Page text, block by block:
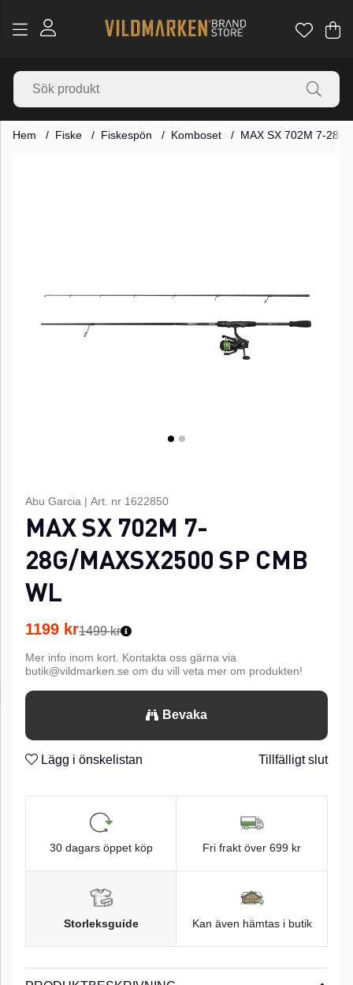
.
Hem Fiske Fiskespön Komboset MAX SX 702M 7-
Abu Garcia | Art. nr 1622850
MAX SX 702M 7-
28G/MAXSX2500 SP CMB
WL
1199 kr1499 kr
Mer info inom kort. Kontakta oss gärna via
butik@vildmarken.se om du vill veta mer om produkten!
Bevaka
Lägg i önskelistan Tillfälligt slut
30 dagars öppet köp Fri frakt över 699 kr
Storleksguide Kan även hämtas i butik